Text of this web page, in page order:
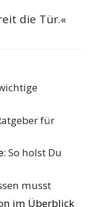
die Tür.«
für
: So holst Du
musst
im Überblick